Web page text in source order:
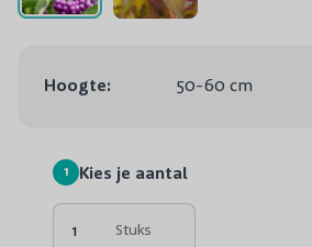
Hoogte: 50-60 cm
1 Kies je aantal
Stuks